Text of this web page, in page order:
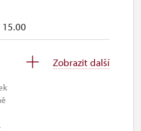
15.00
Zobrazit další